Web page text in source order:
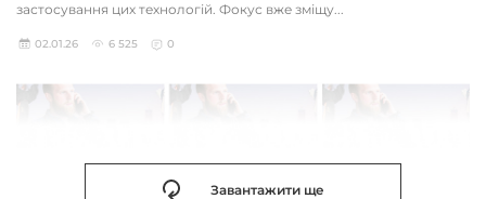
застосування цих технологій. Фокус вже зміщу...
02.01.26 6 525 0
Завантажити ще